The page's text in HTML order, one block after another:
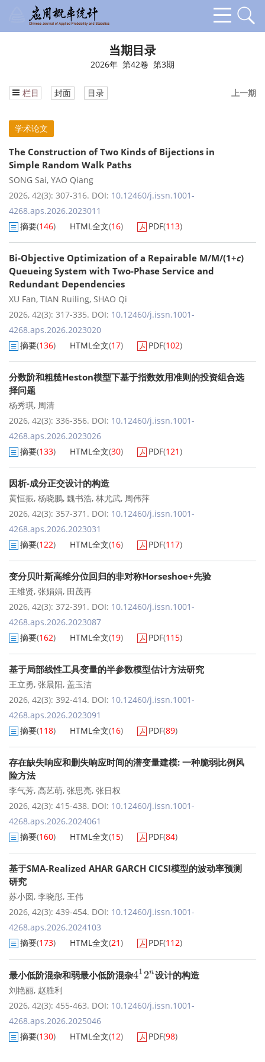
当期目录
2026年 第42卷 第3期
上一期
栏目 封面 目录
学术论文
The Construction of Two Kinds of Bijections in
Simple Random Walk Paths
SONG Sai, YAO Qiang
2026, 42(3): 307-316. DOI: 10.12460/j.issn.1001-
4268.aps.2026.2023011
摘要(146) HTML全文(16) PDF(113)
Bi-Objective Optimization of a Repairable M/M/(1+c)
Queueing System with Two-Phase Service and
Redundant Dependencies
XU Fan, TIAN Ruiling, SHAO Qi
2026, 42(3): 317-335. DOI: 10.12460/j.issn.1001-
4268.aps.2026.2023020
摘要(136) HTML全文(17) PDF(102)
分数阶和粗糙Heston模型下基于指数效用准则的投资组合选
择问题
杨秀琪, 周清
2026, 42(3): 336-356. DOI: 10.12460/j.issn.1001-
4268.aps.2026.2023026
摘要(133) HTML全文(30) PDF(121)
因析-成分正交设计的构造
黄恒振, 杨晓鹏, 魏书浩, 林尤武, 周伟萍
2026, 42(3): 357-371. DOI: 10.12460/j.issn.1001-
4268.aps.2026.2023031
摘要(122) HTML全文(16) PDF(117)
变分贝叶斯高维分位回归的非对称Horseshoe+先验
王维贤, 张娟娟, 田茂再
2026, 42(3): 372-391. DOI: 10.12460/j.issn.1001-
4268.aps.2026.2023087
摘要(162) HTML全文(19) PDF(115)
基于局部线性工具变量的半参数模型估计方法研究
王立勇, 张晨阳, 盖玉洁
2026, 42(3): 392-414. DOI: 10.12460/j.issn.1001-
4268.aps.2026.2023091
摘要(118) HTML全文(16) PDF(89)
存在缺失响应和删失响应时间的潜变量建模: 一种脆弱比例风
险方法
李气芳, 高艺萌, 张思亮, 张日权
2026, 42(3): 415-438. DOI: 10.12460/j.issn.1001-
4268.aps.2026.2024061
摘要(160) HTML全文(15) PDF(84)
基于SMA-Realized AHAR GARCH CICSI模型的波动率预测
研究
苏小囡, 李晓彤, 王伟
2026, 42(3): 439-454. DOI: 10.12460/j.issn.1001-
4268.aps.2026.2024103
摘要(173) HTML全文(21) PDF(112)
最小低阶混杂和弱最小低阶混杂412n设计的构造
刘艳丽, 赵胜利
2026, 42(3): 455-463. DOI: 10.12460/j.issn.1001-
4268.aps.2026.2025046
摘要(130) HTML全文(12) PDF(98)